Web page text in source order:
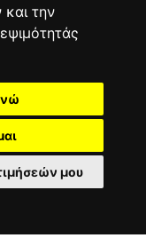
τον Φ.Π.Α.
INTERNETi
την
μου